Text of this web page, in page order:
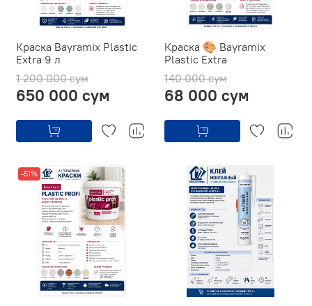
Краска Bayramix Plastic
Extra 9 л
1 200 000 сум
650 000 сум
Краска 🎨 Bayramix
Plastic Extra
140 000 сум
68 000 сум
-51%